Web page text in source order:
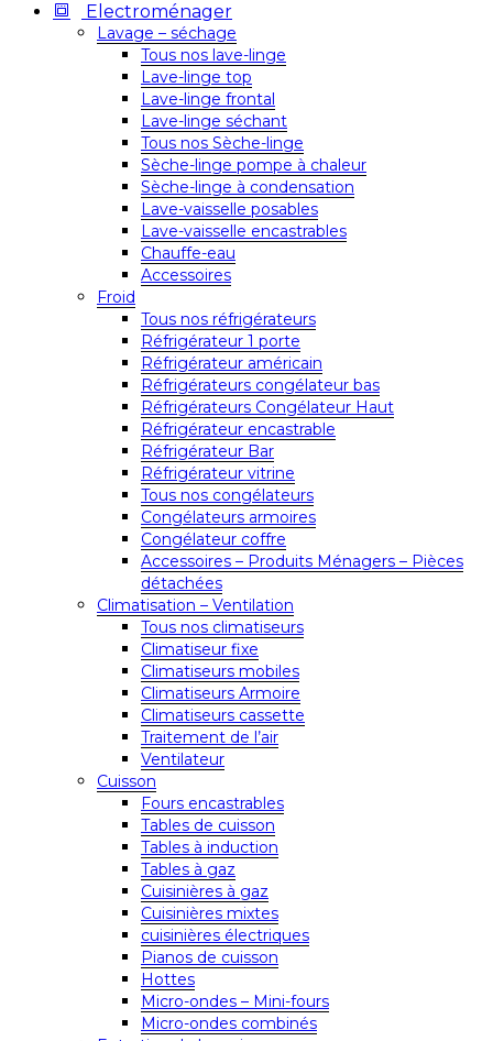
Electroménager
Lavage – séchage
Tous nos lave-linge
Lave-linge top
Lave-linge frontal
Lave-linge séchant
Tous nos Sèche-linge
Sèche-linge pompe à chaleur
Sèche-linge à condensation
Lave-vaisselle posables
Lave-vaisselle encastrables
Chauffe-eau
Accessoires
Froid
Tous nos réfrigérateurs
Réfrigérateur 1 porte
Réfrigérateur américain
Réfrigérateurs congélateur bas
Réfrigérateurs Congélateur Haut
Réfrigérateur encastrable
Réfrigérateur Bar
Réfrigérateur vitrine
Tous nos congélateurs
Congélateurs armoires
Congélateur coffre
Accessoires – Produits Ménagers – Pièces
détachées
Climatisation – Ventilation
Tous nos climatiseurs
Climatiseur fixe
Climatiseurs mobiles
Climatiseurs Armoire
Climatiseurs cassette
Traitement de l’air
Ventilateur
Cuisson
Fours encastrables
Tables de cuisson
Tables à induction
Tables à gaz
Cuisinières à gaz
Cuisinières mixtes
cuisinières électriques
Pianos de cuisson
Hottes
Micro-ondes – Mini-fours
Micro-ondes combinés